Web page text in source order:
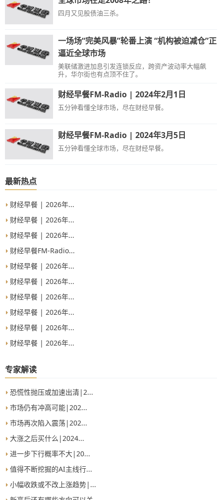
四月又见股债油三杀。
一场场“完美风暴”轮番上演 “机构被迫减仓”正
逼近全球市场
美联储激进加息引发连锁反应，跨资产波动率大幅飙
升，华尔街也有点顶不住了。
财经早餐FM-Radio | 2024年2月1日
五分钟看懂全球市场，尽在财经早餐。
财经早餐FM-Radio | 2024年3月5日
五分钟看懂全球市场，尽在财经早餐。
最新热点
财经早餐 | 2026年...
财经早餐 | 2026年...
财经早餐 | 2026年...
财经早餐FM-Radio...
财经早餐 | 2026年...
财经早餐 | 2026年...
财经早餐 | 2026年...
财经早餐 | 2026年...
财经早餐 | 2026年...
财经早餐 | 2026年...
专家解读
恐慌性抛压或加速出清|2...
市场仍有冲高可能|202...
市场再次陷入震荡|202...
大涨之后买什么|2024...
进一步下行概率不大|20...
值得不断挖掘的AI主线行...
小幅收跌或不改上涨趋势|...